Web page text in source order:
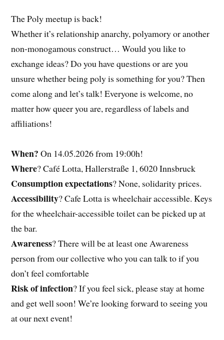
The Poly meetup is back!
Whether it’s relationship anarchy, polyamory or another
non-monogamous construct… Would you like to
exchange ideas? Do you have questions or are you
unsure whether being poly is something for you? Then
come along and let’s talk! Everyone is welcome, no
matter how queer you are, regardless of labels and
affiliations!
When? On 14.05.2026 from 19:00h!
Where? Café Lotta, Hallerstraße 1, 6020 Innsbruck
Consumption expectations? None, solidarity prices.
Accessibility? Cafe Lotta is wheelchair accessible. Keys
for the wheelchair-accessible toilet can be picked up at
the bar.
Awareness? There will be at least one Awareness
person from our collective who you can talk to if you
don’t feel comfortable
Risk of infection? If you feel sick, please stay at home
and get well soon! We’re looking forward to seeing you
at our next event!